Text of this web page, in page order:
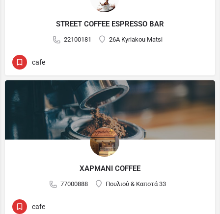
STREET COFFEE ESPRESSO BAR
22100181 26A Kyriakou Matsi
cafe
ΧΑΡΜΑΝΙ COFFEE
77000888 Πουλιού & Καποτά 33
cafe